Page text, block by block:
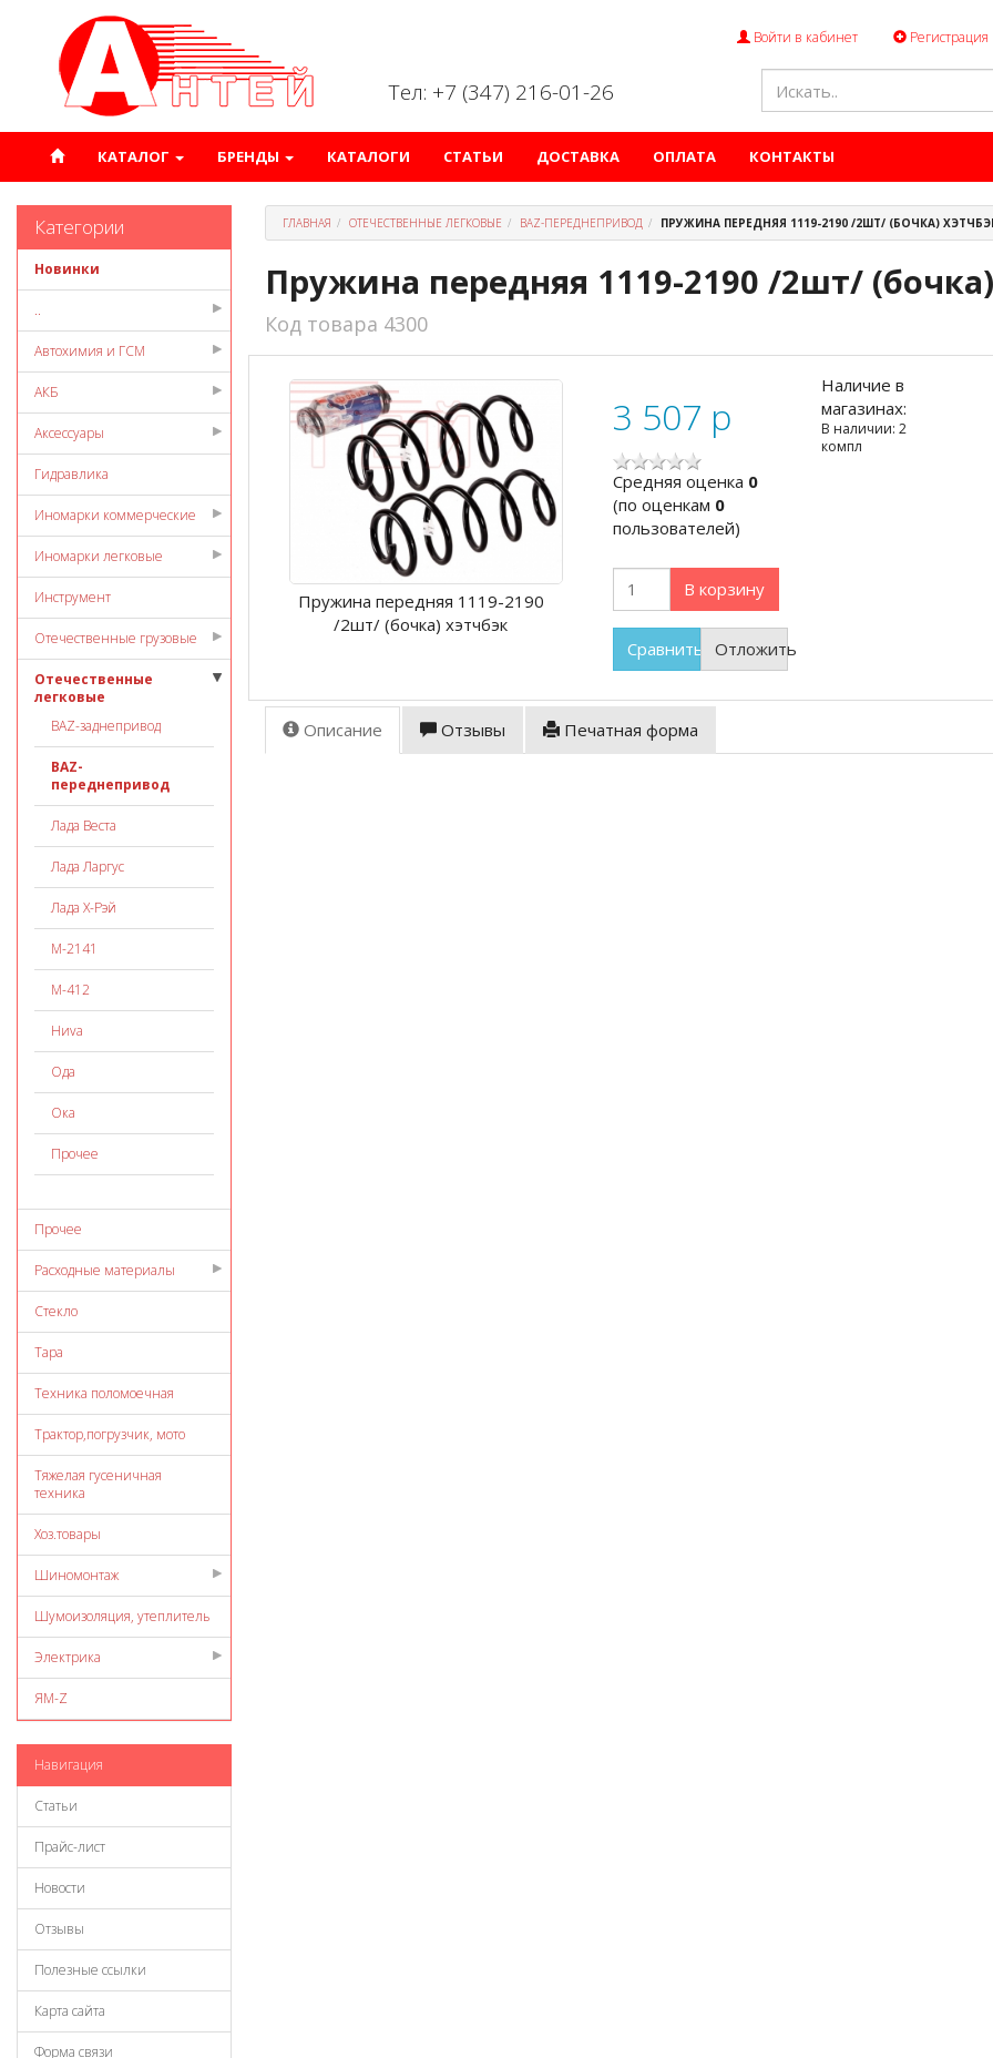
Войти в кабинет Регистрация
Тел: +7 (347) 216-01-26
КАТАЛОГ БРЕНДЫ КАТАЛОГИ СТАТЬИ ДОСТАВКА ОПЛАТА КОНТАКТЫ
Категории
Новинки
..
Автохимия и ГСМ
АКБ
Аксессуары
Гидравлика
Иномарки коммерческие
Иномарки легковые
Инструмент
Отечественные грузовые
Отечественные
легковые
ВАZ-заднепривод
ВАZ-
переднепривод
Лада Веста
Лада Ларгус
Лада Х-Рэй
М-2141
М-412
Ниvа
Ода
Ока
Прочее
Прочее
Расходные материалы
Стекло
Тара
Техника поломоечная
Трактор,погрузчик, мото
Тяжелая гусеничная
техника
Хоз.товары
Шиномонтаж
Шумоизоляция, утеплитель
Электрика
ЯМ-Z
Навигация
Статьи
Прайс-лист
Новости
Отзывы
Полезные ссылки
Карта сайта
Форма связи
ГЛАВНАЯ ОТЕЧЕСТВЕННЫЕ ЛЕГКОВЫЕ ВАZ-ПЕРЕДНЕПРИВОД ПРУЖИНА ПЕРЕДНЯЯ 1119-2190 /2ШТ/ (БОЧКА)
Пружина передняя 1119-2190 /2шт/
Код товара 4300
Пружина передняя 1119-2190
/2шт/ (бочка) хэтчбэк
3 507 p
Cредняя оценка 0
(по оценкам 0
пользователей)
В корзину
Сравнить Отложить
Наличие в
магазинах:
В наличии: 2
компл
Описание Отзывы Печатная форма